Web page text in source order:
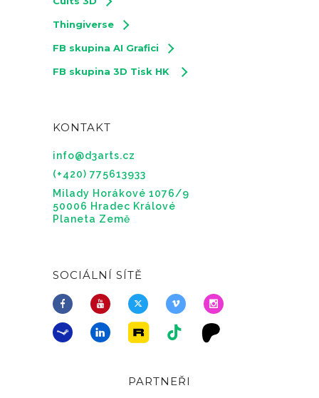
Thingiverse
FB skupina AI Grafici
FB skupina 3D Tisk HK
KONTAKT
info@d3arts.cz
(+420) 775613933
Milady Horákové 1076/9
50006 Hradec Králové
Planeta Země
SOCIÁLNÍ SÍTĚ
PARTNEŘI